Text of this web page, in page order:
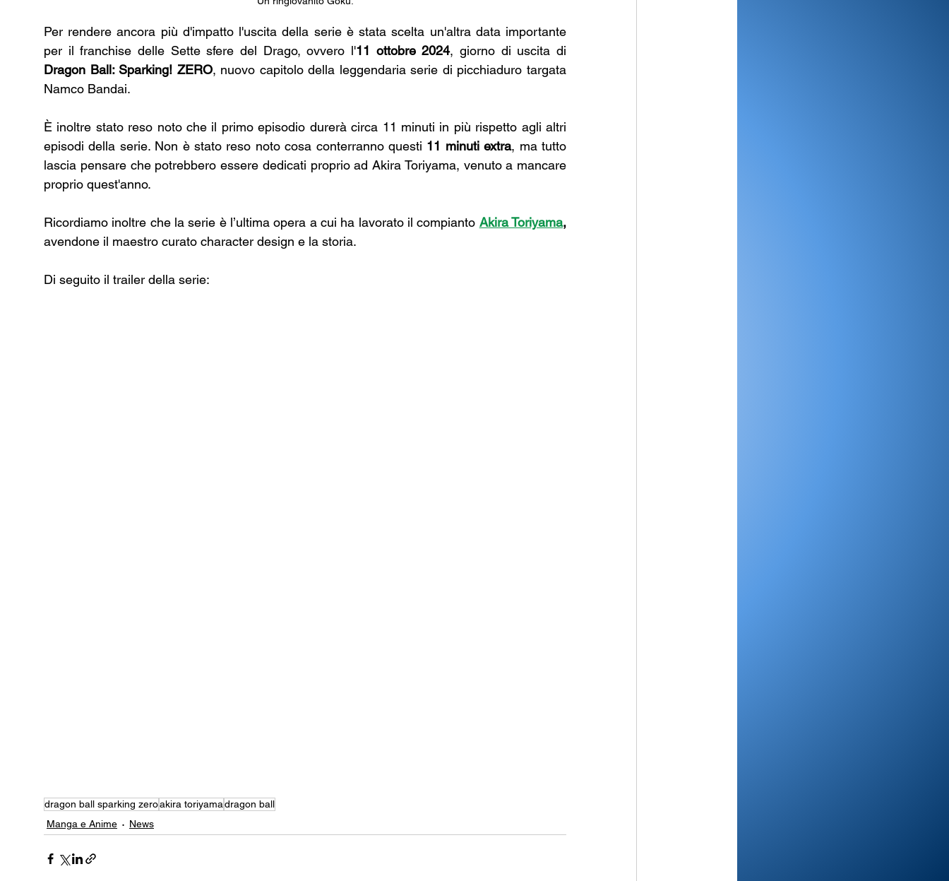
Per rendere ancora più d'impatto l'uscita della serie è stata scelta un'altra data importante
per il franchise delle Sette sfere del Drago, ovvero l'11 ottobre 2024
Dragon Ball: Sparking! ZERO, nuovo capitolo della leggendaria serie di picchiaduro targata
Namco Bandai.
È inoltre stato reso noto che il primo episodio durerà circa 11 minuti in più rispetto agli altri
episodi della serie. Non è stato reso noto cosa conterranno questi 11 minuti extra, ma tutto
lascia pensare che potrebbero essere dedicati proprio ad Akira Toriyama, venuto a mancare
proprio quest'anno.
Ricordiamo inoltre che la serie è l’ultima opera a cui ha lavorato il compianto Akira Toriyama,
avendone il maestro curato character design e la storia.
Di seguito il trailer della serie:
dragon ball sparking zeroakira toriyamadragon ball
Manga e Anime
News